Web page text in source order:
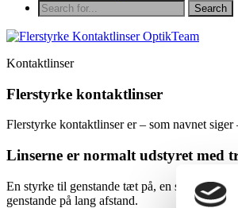
Kontaktlinser
Flerstyrke kontaktlinser
Flerstyrke kontaktlinser er – som navnet
Linserne er normalt udstyret med
En styrke til genstande tæt på, en styrke til
genstande på lang afstand.